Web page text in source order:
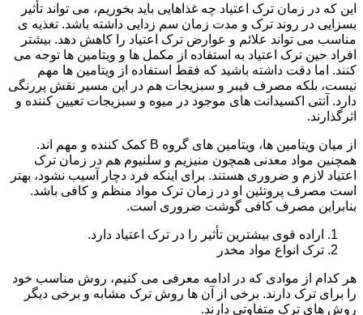
این که در زمان ترک اعتیاد چه غذاهایی باید بخوریم، می تواند تأثیر
بسزایی در روند ترک و مدت زمان سم زدایی داشته باشد. تغذیه ی
مناسب می تواند علائم و عوارض ترک اعتیاد را کاهش دهد. بیشتر
افراد حین ترک اعتیاد به استفاده از مکمل ها و ویتامین ها توجه می
کنند. اما دقت داشته باشید که فقط استفاده از ویتامین ها مهم
نیست، بلکه مصرف فیبر و سبزیجات هم در این مسیر نقش پررنگی
دارد. آنتی اکسیدانت های موجود در میوه و سبزیجات تعیین کننده و
اثرگذارند.
از میان ویتامین ها، ویتامین های گروه B کمک کننده و مهم اند.
همچنین مواد معدنی همچون منیزیم و سلنیوم هم در زمان ترک
اعتیاد لازم و ضروری هستند. برای اینکه فرد دچار آسیب نشود، بهتر
است مصرف پروتئین او در زمان ترک مواد منظم و کافی باشد.
بنابراین مصرف کافی گوشت ضروری است.
اراده قوی بیشترین تأثیر را در ترک اعتیاد دارد.
ترک انواع مواد مخدر
هر کدام از موادی که در ادامه معرفی می کنیم، روش مناسب خود
را برای ترک دارند. برخی از آن ها روش ترک مشابه و برخی دیگر
روش های ترک متفاوتی دارند.